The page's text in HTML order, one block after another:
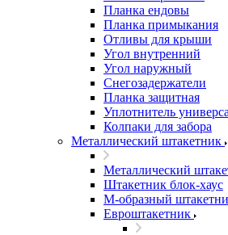
Планка ендовы
Планка примыкания
Отливы для крыши
Угол внутренний
Угол наружный
Снегозадержатели
Планка защитная
Уплотнитель
Колпаки для забора
Металлический штакетник
Металлический
Штакетник блок-хаус
М-образный
Евроштакетник